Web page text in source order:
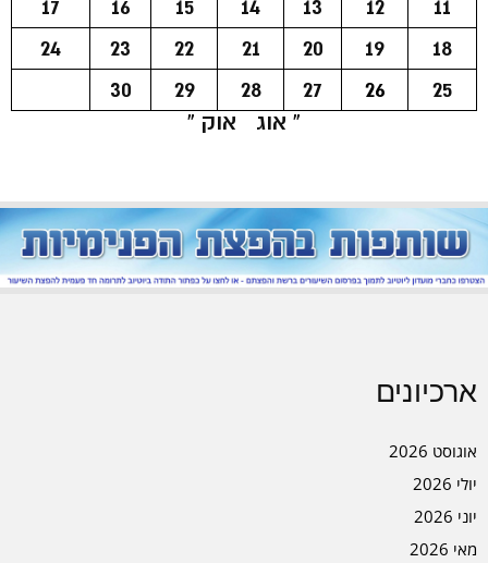
11
12
13
14
15
16
17
18
19
20
21
22
23
24
25
26
27
28
29
30
« אוג
אוק »
ארכיונים
אוגוסט 2026
יולי 2026
יוני 2026
מאי 2026